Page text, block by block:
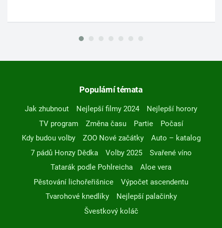
Populární témata
Jak zhubnout Nejlepší filmy 2024
Nejlepší horory
TV program
Změna času Partie
Počasí
Kdy budou volby
ZOO Nové začátky
Auto – katalog
7 pádů Honzy Dědka
Volby 2025
Svařené víno
Tatarák podle Pohlreicha
Aloe vera
Pěstování lichořeřišnice
Výpočet ascendentu
Tvarohové knedlíky
Nejlepší palačinky
Švestkový koláč